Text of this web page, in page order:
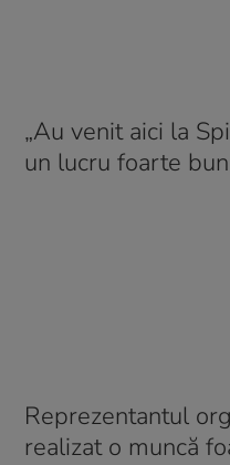
„Au venit aici la
un lucru foarte
Reprezentantul
realizat o muncă